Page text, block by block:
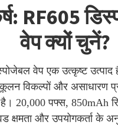
RF605
वेप क्यों चुनें?
वेप एक उत्कृष्ट उत्पाद
विकल्पों और असाधारण
20,000 पफ्स, 850mAh
क्षमता और उपयोगकर्ता के